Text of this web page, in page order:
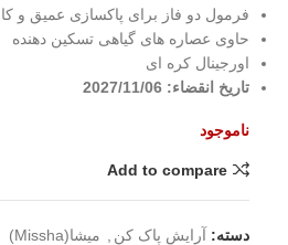
فرمول دو فاز برای پاکسازی عمیق و
حاوی عصاره های گیاهی تسکین دهنده
اورجینال کره ای
تاریخ انقضاء: 2027/11/06
ناموجود
Add to compare
دسته: آرایش پاک کن میشا(Missha)